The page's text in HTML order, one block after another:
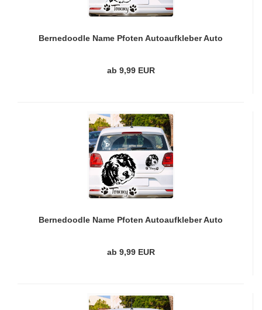
Bernedoodle Name Pfoten Autoaufkleber Auto
ab 9,99 EUR
Bernedoodle Name Pfoten Autoaufkleber Auto
ab 9,99 EUR